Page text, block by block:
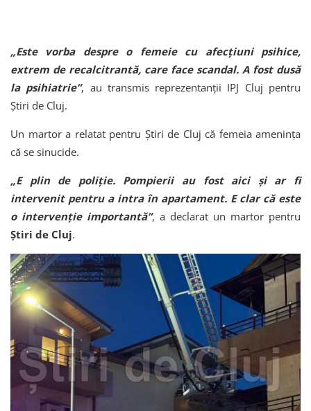
„Este vorba despre o femeie cu afecțiuni psihice,
extrem de recalcitrantă, care face scandal. A fost dusă
la psihiatrie”, au transmis reprezentanții IPJ Cluj pentru
Știri de Cluj.
Un martor a relatat pentru Știri de Cluj că femeia amenința
că se sinucide.
„E plin de poliție. Pompierii au fost aici și ar fi
intervenit pentru a intra în apartament. E clar că este
o intervenție importantă”, a declarat un martor pentru
Știri de Cluj.